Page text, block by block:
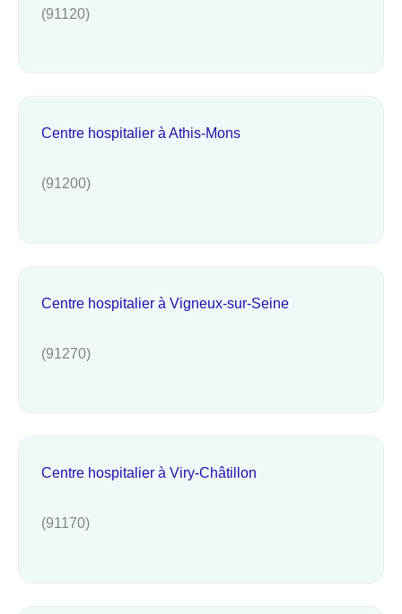
(91120)
Centre hospitalier à Athis-Mons
(91200)
Centre hospitalier à Vigneux-sur-Seine
(91270)
Centre hospitalier à Viry-Châtillon
(91170)